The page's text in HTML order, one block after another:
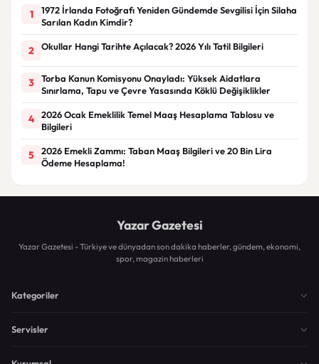
1
1972 İrlanda Fotoğrafı Yeniden Gündemde Sevgilisi İçin Silaha
Sarılan Kadın Kimdir?
2 Okullar Hangi Tarihte Açılacak? 2026 Yılı Tatil Bilgileri
3
Torba Kanun Komisyonu Onayladı: Yüksek Aidatlara
Sınırlama, Tapu ve Çevre Yasasında Köklü Değişiklikler
4
2026 Ocak Emeklilik Temel Maaş Hesaplama Tablosu ve
Bilgileri
5
2026 Emekli Zammı: Taban Maaş Bilgileri ve 20 Bin Lira
Ödeme Hesaplama!
Yazar Gazetesi
Yazar Gazetesi - Türkiye ve dünyadan son dakika haberler, gündem, ekonomi,
spor, magazin haberleri
Kategoriler
Servisler